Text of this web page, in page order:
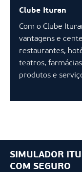
Clube Ituran
Com o Clube
vantagens e
restaurantes,
teatros,
produtos e
SIMULADOR
COM SEGURO